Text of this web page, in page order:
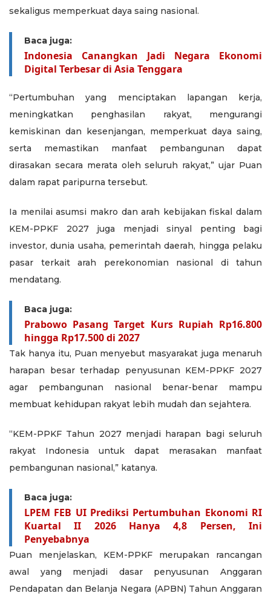
sekaligus memperkuat daya saing nasional.
Baca juga:
Indonesia Canangkan Jadi Negara Ekonomi
Digital Terbesar di Asia Tenggara
“Pertumbuhan yang menciptakan lapangan kerja,
meningkatkan penghasilan rakyat, mengurangi
kemiskinan dan kesenjangan, memperkuat daya saing,
serta memastikan manfaat pembangunan dapat
dirasakan secara merata oleh seluruh rakyat,” ujar Puan
dalam rapat paripurna tersebut.
Ia menilai asumsi makro dan arah kebijakan fiskal dalam
KEM-PPKF 2027 juga menjadi sinyal penting bagi
investor, dunia usaha, pemerintah daerah, hingga pelaku
pasar terkait arah perekonomian nasional di tahun
mendatang.
Baca juga:
Prabowo Pasang Target Kurs Rupiah Rp16.800
hingga Rp17.500 di 2027
Tak hanya itu, Puan menyebut masyarakat juga menaruh
harapan besar terhadap penyusunan KEM-PPKF 2027
agar pembangunan nasional benar-benar mampu
membuat kehidupan rakyat lebih mudah dan sejahtera.
“KEM-PPKF Tahun 2027 menjadi harapan bagi seluruh
rakyat Indonesia untuk dapat merasakan manfaat
pembangunan nasional,” katanya.
Baca juga:
LPEM FEB UI Prediksi Pertumbuhan Ekonomi RI
Kuartal II 2026 Hanya 4,8 Persen, Ini
Penyebabnya
Puan menjelaskan, KEM-PPKF merupakan rancangan
awal yang menjadi dasar penyusunan Anggaran
Pendapatan dan Belanja Negara (APBN) Tahun Anggaran